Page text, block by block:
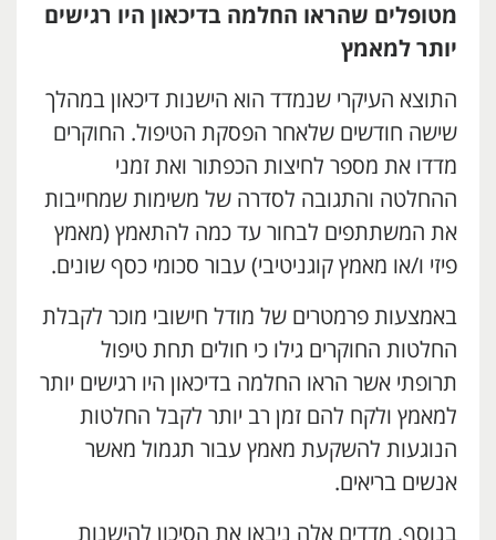
מטופלים שהראו החלמה בדיכאון היו רגישים
יותר למאמץ
התוצא העיקרי שנמדד הוא הישנות דיכאון במהלך
שישה חודשים שלאחר הפסקת הטיפול. החוקרים
מדדו את מספר לחיצות הכפתור ואת זמני
ההחלטה והתגובה לסדרה של משימות שמחייבות
את המשתתפים לבחור עד כמה להתאמץ (מאמץ
פיזי ו/או מאמץ קוגניטיבי) עבור סכומי כסף שונים.
באמצעות פרמטרים של מודל חישובי מוכר לקבלת
החלטות החוקרים גילו כי חולים תחת טיפול
תרופתי אשר הראו החלמה בדיכאון היו רגישים יותר
למאמץ ולקח להם זמן רב יותר לקבל החלטות
הנוגעות להשקעת מאמץ עבור תגמול מאשר
אנשים בריאים.
בנוסף, מדדים אלה ניבאו את הסיכון להישנות